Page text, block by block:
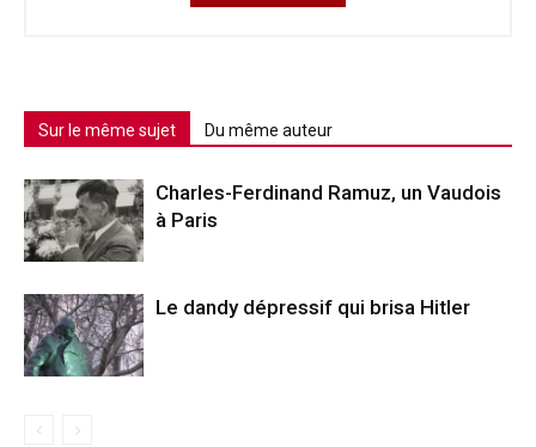
Sur le même sujet Du même auteur
Charles-Ferdinand Ramuz, un Vaudois
à Paris
Le dandy dépressif qui brisa Hitler